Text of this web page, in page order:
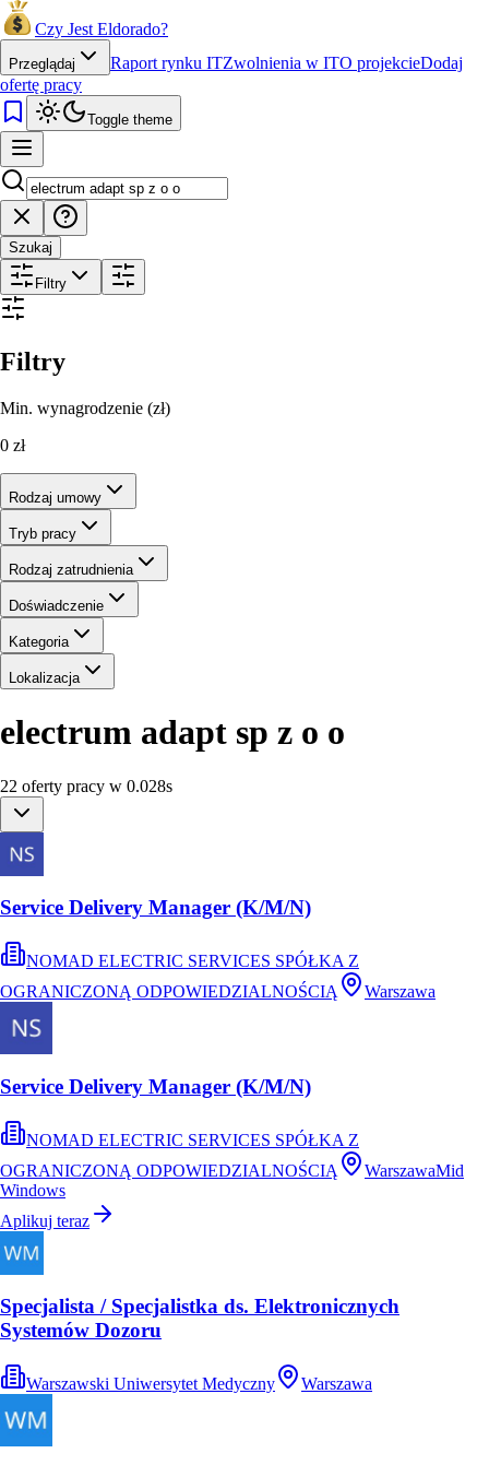
Czy Jest Eldorado?
Przeglądaj Raport rynku ITZwolnienia w ITO projekcieDodaj
ofertę pracy
Toggle theme
Szukaj
Filtry
Filtry
Min. wynagrodzenie (zł)
0 zł
Rodzaj umowy
Tryb pracy
Rodzaj zatrudnienia
Doświadczenie
Kategoria
Lokalizacja
electrum adapt sp z o o
22 oferty pracy w 0.028s
Service Delivery Manager (K/M/N)
NOMAD ELECTRIC SERVICES SPÓŁKA Z
OGRANICZONĄ ODPOWIEDZIALNOŚCIĄ
Warszawa
Service Delivery Manager (K/M/N)
NOMAD ELECTRIC SERVICES SPÓŁKA Z
OGRANICZONĄ ODPOWIEDZIALNOŚCIĄ
WarszawaMid
Windows
Aplikuj teraz
Specjalista / Specjalistka ds. Elektronicznych
Systemów Dozoru
Warszawski Uniwersytet Medyczny Warszawa